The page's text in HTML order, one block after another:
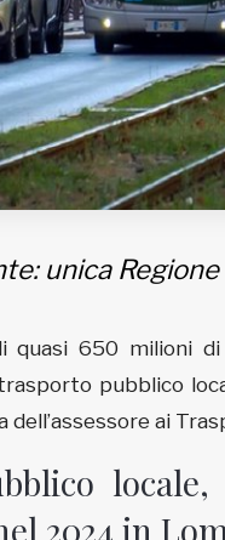
unica
quasi 650 milioni
pubblico
dell’assessore ai
2024 in